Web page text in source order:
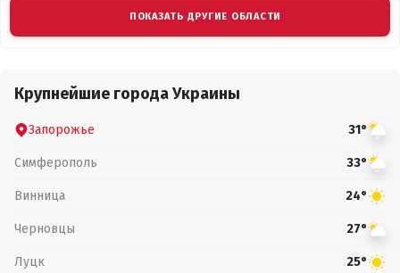
ПОКАЗАТЬ ДРУГИЕ ОБЛАСТИ
Крупнейшие города Украины
Запорожье 31°
Симферополь 33°
Винница 24°
Черновцы 27°
Луцк 25°